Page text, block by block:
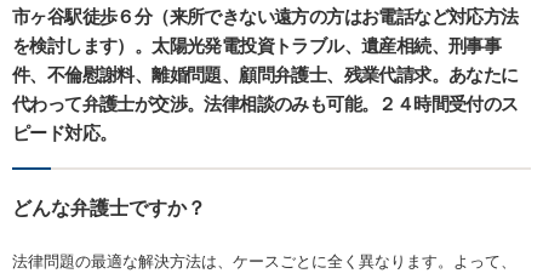
市ヶ谷駅徒歩６分（来所できない遠方の方はお電話など対応方法
を検討します）。太陽光発電投資トラブル、遺産相続、刑事事
件、不倫慰謝料、離婚問題、顧問弁護士、残業代請求。あなたに
代わって弁護士が交渉。法律相談のみも可能。２４時間受付のス
ピード対応。
どんな弁護士ですか？
法律問題の最適な解決方法は、ケースごとに全く異なります。よって、